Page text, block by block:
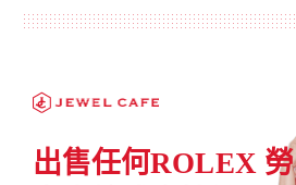
出售任何ROLEX 勞